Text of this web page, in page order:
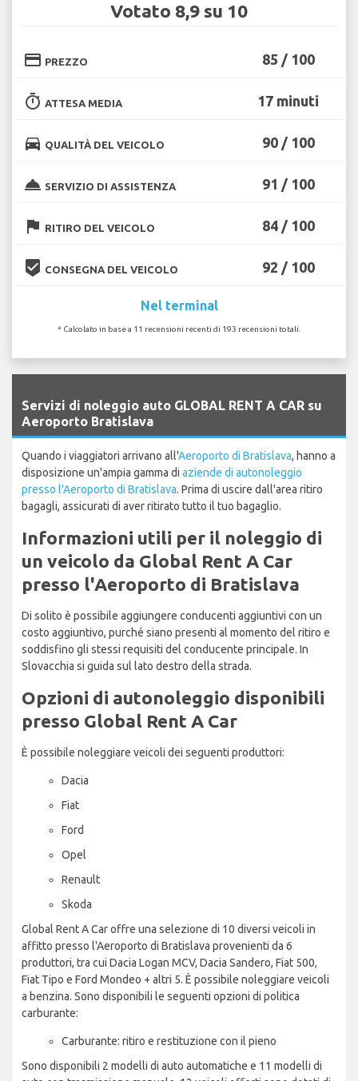
Votato 8,9 su 10
credit_card PREZZO 85 / 100
timer ATTESA MEDIA 17 minuti
directions_car QUALITÀ DEL VEICOLO 90 / 100
room_service SERVIZIO DI ASSISTENZA 91 / 100
flag RITIRO DEL VEICOLO 84 / 100
beenhere CONSEGNA DEL VEICOLO 92 / 100
Nel terminal
* Calcolato in base a 11 recensioni recenti di 193 recensioni totali.
Servizi di noleggio auto GLOBAL RENT A CAR su
Aeroporto Bratislava
Quando i viaggiatori arrivano all'Aeroporto di Bratislava, hanno a
disposizione un'ampia gamma di aziende di autonoleggio
presso l'Aeroporto di Bratislava. Prima di uscire dall'area ritiro
bagagli, assicurati di aver ritirato tutto il tuo bagaglio.
Informazioni utili per il noleggio di
un veicolo da Global Rent A Car
presso l'Aeroporto di Bratislava
Di solito è possibile aggiungere conducenti aggiuntivi con un
costo aggiuntivo, purché siano presenti al momento del ritiro e
soddisfino gli stessi requisiti del conducente principale. In
Slovacchia si guida sul lato destro della strada.
Opzioni di autonoleggio disponibili
presso Global Rent A Car
È possibile noleggiare veicoli dei seguenti produttori:
Dacia
Fiat
Ford
Opel
Renault
Skoda
Global Rent A Car offre una selezione di 10 diversi veicoli in
affitto presso l'Aeroporto di Bratislava provenienti da 6
produttori, tra cui Dacia Logan MCV, Dacia Sandero, Fiat 500,
Fiat Tipo e Ford Mondeo + altri 5. È possibile noleggiare veicoli
a benzina. Sono disponibili le seguenti opzioni di politica
carburante:
Carburante: ritiro e restituzione con il pieno
Sono disponibili 2 modelli di auto automatiche e 11 modelli di